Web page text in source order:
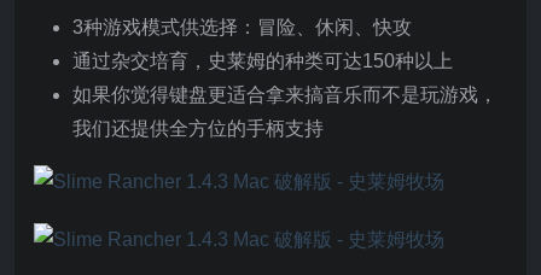
3种游戏模式供选择：冒险、休闲、快攻
通过杂交培育，史莱姆的种类可达150种以上
如果你觉得键盘更适合拿来搞音乐而不是玩游戏，
我们还提供全方位的手柄支持